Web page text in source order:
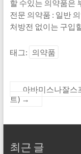
할 수있는 의약품은
전문 의약품 : 일반
처방전 없이는 구입
태그: 의약품
아바미스나잘스
트) →
최근 글